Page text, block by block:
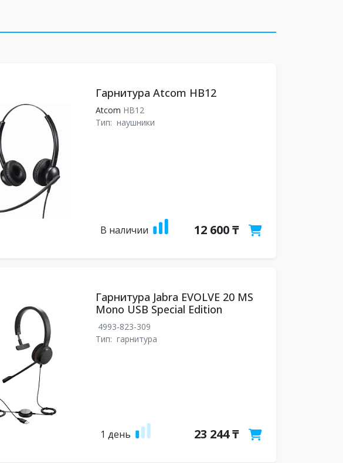
Гарнитура Atcom HB12
Atcom HB12
Тип: наушники
В наличии 12 600 ₸
Гарнитура Jabra EVOLVE 20 MS
Mono USB Special Edition
4993-823-309
Тип: гарнитура
1 день 23 244 ₸